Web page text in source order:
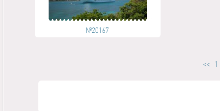
№20167
<< 1